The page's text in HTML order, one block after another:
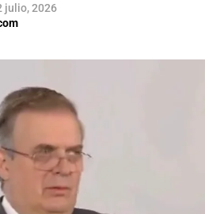
julio, 2026